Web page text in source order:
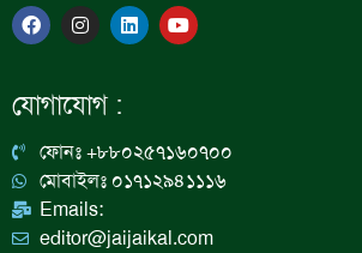
F
a
c
b
o
I
n
s
a
g
a
m
L
i
n
n
Y
o
u
যোগাযোগ :
ফোনঃ +৮৮০২৫৭১৬০৭০০
মোবাইলঃ ০১৭১২৯৪১১১৬
Emails:
editor@jaijaikal.com